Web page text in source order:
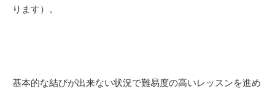
ります）。
基本的な結びが出来ない状況で難易度の高いレッスンを進め